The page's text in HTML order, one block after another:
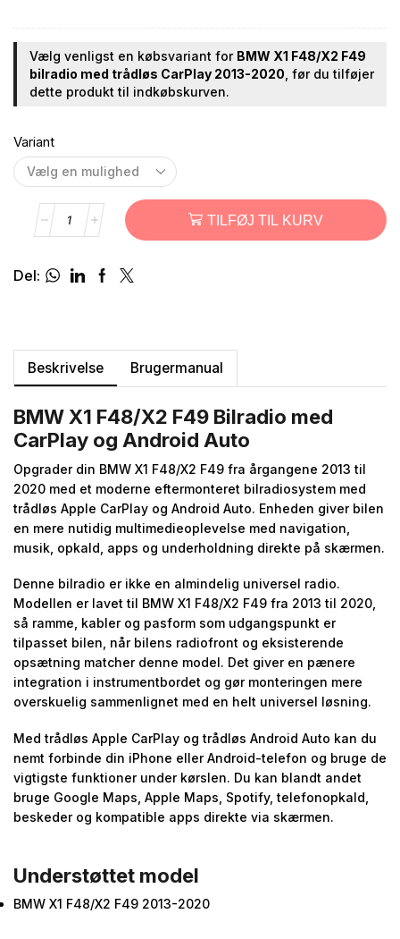
Vælg venligst en købsvariant for BMW X1 F48/X2 F49
bilradio med trådløs CarPlay 2013-2020 , før du tilføjer
dette produkt til indkøbskurven.
Variant
TILFØJ TIL KURV
Del:
Beskrivelse Brugermanual
BMW X1 F48/X2 F49 Bilradio med
CarPlay og Android Auto
Opgrader din BMW X1 F48/X2 F49 fra årgangene 2013 til
2020 med et moderne eftermonteret bilradiosystem med
trådløs Apple CarPlay og Android Auto. Enheden giver bilen
en mere nutidig multimedieoplevelse med navigation,
musik, opkald, apps og underholdning direkte på skærmen.
Denne bilradio er ikke en almindelig universel radio.
Modellen er lavet til BMW X1 F48/X2 F49 fra 2013 til 2020,
så ramme, kabler og pasform som udgangspunkt er
tilpasset bilen, når bilens radiofront og eksisterende
opsætning matcher denne model. Det giver en pænere
integration i instrumentbordet og gør monteringen mere
overskuelig sammenlignet med en helt universel løsning.
Med trådløs Apple CarPlay og trådløs Android Auto kan du
nemt forbinde din iPhone eller Android-telefon og bruge de
vigtigste funktioner under kørslen. Du kan blandt andet
bruge Google Maps, Apple Maps, Spotify, telefonopkald,
beskeder og kompatible apps direkte via skærmen.
Understøttet model
BMW X1 F48/X2 F49 2013-2020